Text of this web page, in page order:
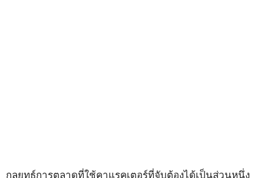
กลยุทธ์การตลาดที่ใช้คาแรคเตอร์ที่จับต้องได้เป็นส่วนหนึ่ง